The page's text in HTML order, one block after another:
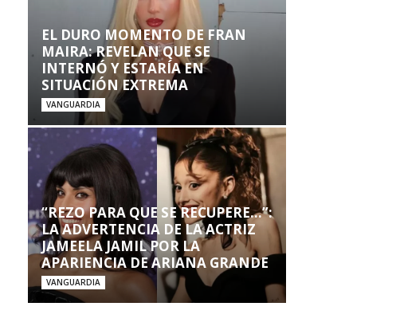
EL DURO MOMENTO DE FRAN
MAIRA: REVELAN QUE SE
INTERNÓ Y ESTARÍA EN
SITUACIÓN EXTREMA
VANGUARDIA
“REZO PARA QUE SE RECUPERE…”:
LA ADVERTENCIA DE LA ACTRIZ
JAMEELA JAMIL POR LA
APARIENCIA DE ARIANA GRANDE
VANGUARDIA